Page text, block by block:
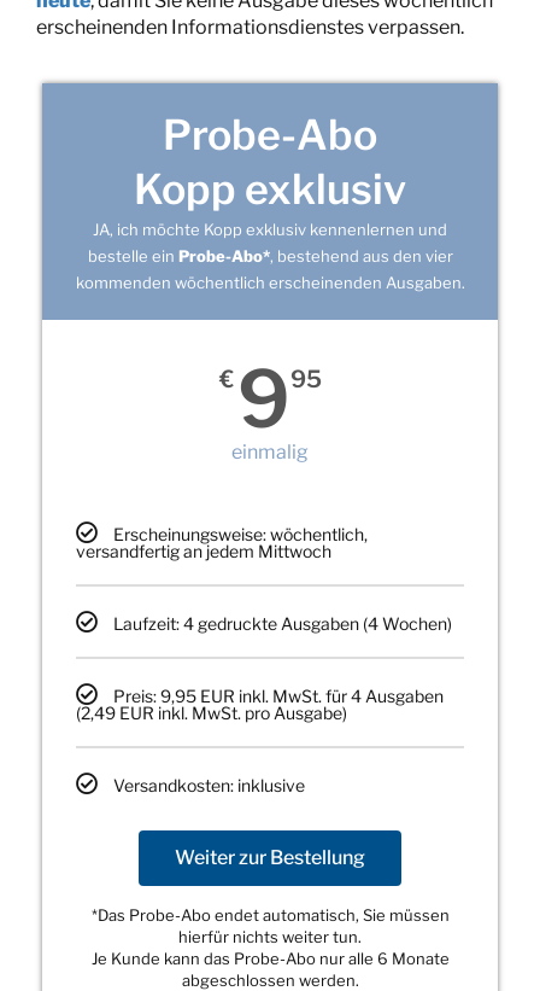
erscheinenden Informationsdienstes verpassen.
Probe-Abo
Kopp exklusiv
JA, ich möchte Kopp exklusiv kennenlernen und
bestelle ein Probe-Abo*, bestehend aus den vier
kommenden wöchentlich erscheinenden Ausgaben.
€ 995
einmalig
Erscheinungsweise: wöchentlich,
versandfertig an jedem Mittwoch
Laufzeit: 4 gedruckte Ausgaben (4 Wochen)
Preis: 9,95 EUR inkl. MwSt. für 4 Ausgaben
(2,49 EUR inkl. MwSt. pro Ausgabe)
Versandkosten: inklusive
Weiter zur Bestellung
*Das Probe-Abo endet automatisch, Sie müssen
hierfür nichts weiter tun.
Je Kunde kann das Probe-Abo nur alle 6 Monate
abgeschlossen werden.